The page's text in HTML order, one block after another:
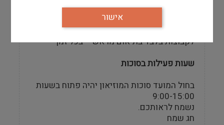
שעות פעילות
ימים א'-ה': 9:00-15:00
לקבוצות בלבד בתיאום מראש – בכל זמן
שעות פעילות בסוכות
בחול המועד סוכות המוזיאון יהיה פתוח בשעות
9:00-15:00
נשמח לראותכם.
חג שמח
אישור